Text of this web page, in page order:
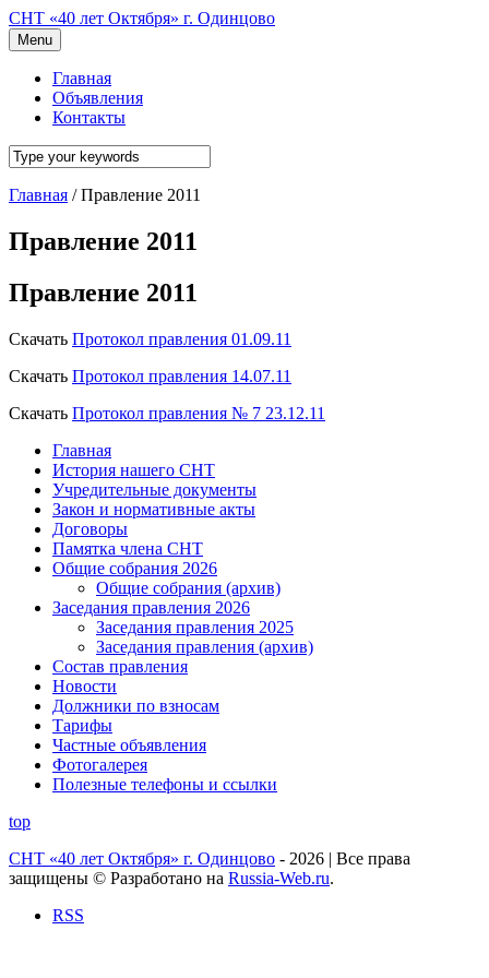
СНТ «40 лет Октября» г. Одинцово
Menu
Главная
Объявления
Контакты
Главная / Правление 2011
Правление 2011
Правление 2011
Скачать Протокол правления 01.09.11
Скачать Протокол правления 14.07.11
Скачать Протокол правления № 7 23.12.11
Главная
История нашего СНТ
Учредительные документы
Закон и нормативные акты
Договоры
Памятка члена СНТ
Общие собрания 2026
Общие собрания (архив)
Заседания правления 2026
Заседания правления 2025
Заседания правления (архив)
Состав правления
Новости
Должники по взносам
Тарифы
Частные объявления
Фотогалерея
Полезные телефоны и ссылки
top
СНТ «40 лет Октября» г. Одинцово - 2026 | Все права
защищены © Разработано на Russia-Web.ru.
RSS